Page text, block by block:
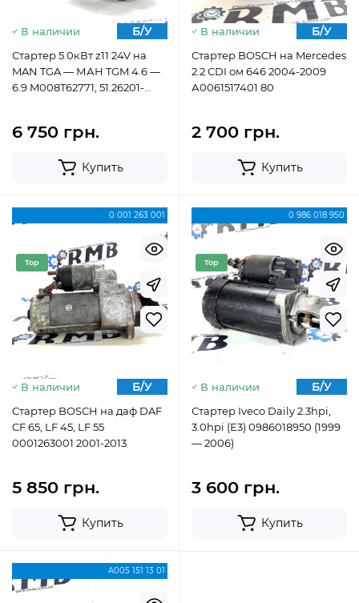
В наличии Б/У
Стартер 5.0кВт z11 24V на
MAN TGA — МАН TGM 4.6 —
6.9 M008T62771, 51.26201-
6 750 грн.
Купить
В наличии Б/У
Стартер BOSCH на Mercedes
2.2 CDI ом 646 2004-2009
А0061517401 80
2 700 грн.
Купить
0 001 263 001
Top
В наличии Б/У
Стартер BOSCH на даф DAF
CF 65, LF 45, LF 55
0001263001 2001-2013
5 850 грн.
Купить
0 986 018 950
Top
В наличии Б/У
Стартер Iveco Daily 2.3hpi,
3.0hpi (E3) 0986018950 (1999
— 2006)
3 600 грн.
Купить
A005 151 13 01